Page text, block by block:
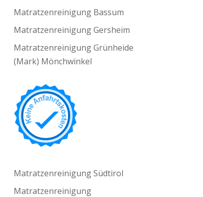
Matratzenreinigung Bassum
Matratzenreinigung Gersheim
Matratzenreinigung Grünheide
(Mark) Mönchwinkel
Matratzenreinigung Südtirol
Matratzenreinigung